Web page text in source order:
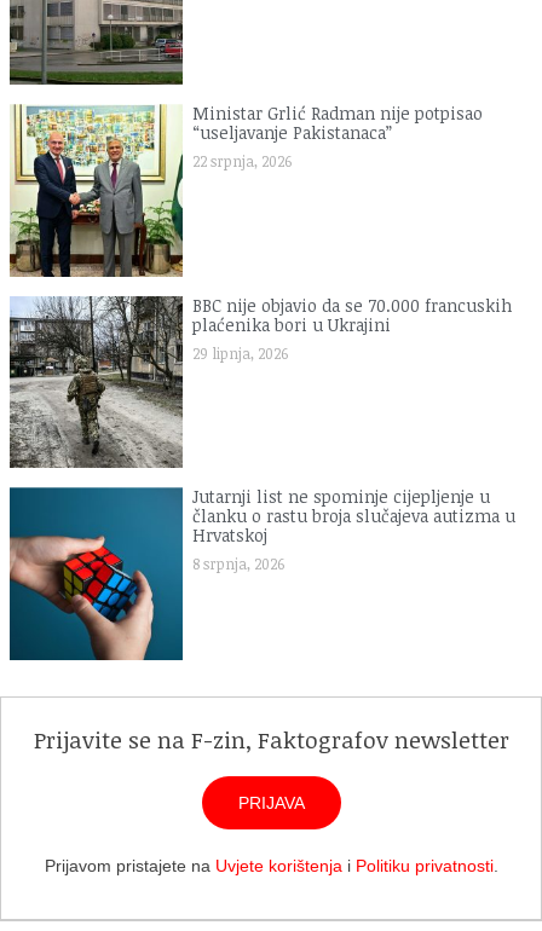
Ministar Grlić Radman nije potpisao
“useljavanje Pakistanaca”
22 srpnja, 2026
BBC nije objavio da se 70.000 francuskih
plaćenika bori u Ukrajini
29 lipnja, 2026
Jutarnji list ne spominje cijepljenje u
članku o rastu broja slučajeva autizma u
Hrvatskoj
8 srpnja, 2026
Prijavite se na F-zin, Faktografov newsletter
PRIJAVA
Prijavom pristajete na Uvjete korištenja i Politiku privatnosti.